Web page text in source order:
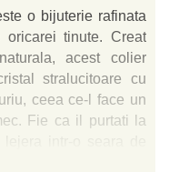
o bijuterie rafinata
tinute. Creat
acest colier
stralucitoare cu
ceea ce-l face un
Fie ca il purtati la
office,